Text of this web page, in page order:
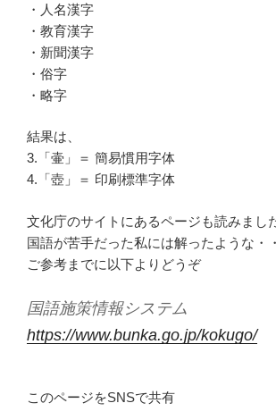
・人名漢字
・教育漢字
・新聞漢字
・俗字
・略字
結果は、
3.「壷」＝ 簡易慣用字体
4.「壺」＝ 印刷標準字体
文化庁のサイトにあるページも読みまし
国語が苦手だった私には解ったような・
ご参考までに以下よりどうぞ
国語施策情報システム
https://www.bunka.go.jp/kokugo/
このページをSNSで共有